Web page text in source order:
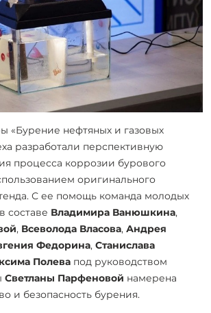
«Бурение нефтяных и газовых
разработали перспективную
процесса коррозии бурового
оригинального
С ее помощь команда молодых
составе Владимира Ванюшкина,
, Всеволода Власова, Андрея
Федорина, Станислава
Полева под руководством
Светланы Парфеновой намерена
и безопасность бурения.